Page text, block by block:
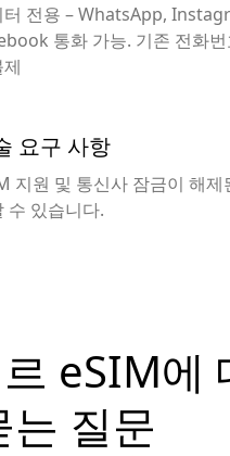
터 전용 – WhatsApp,
통화 가능. 기존 전화
요구 사항
지원 및 통신사 잠금이 해
수 있습니다.
eSIM에
는 질문